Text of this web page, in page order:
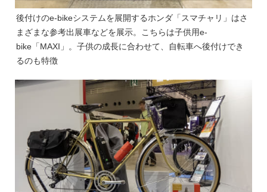
後付けのe-bikeシステムを展開するホンダ「スマチャリ」はさ
まざまな参考出展車などを展示。こちらは子供用e-
bike「MAXI」。子供の成長に合わせて、自転車へ後付けでき
るのも特徴